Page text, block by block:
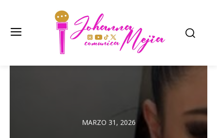
MARZO 31, 2026